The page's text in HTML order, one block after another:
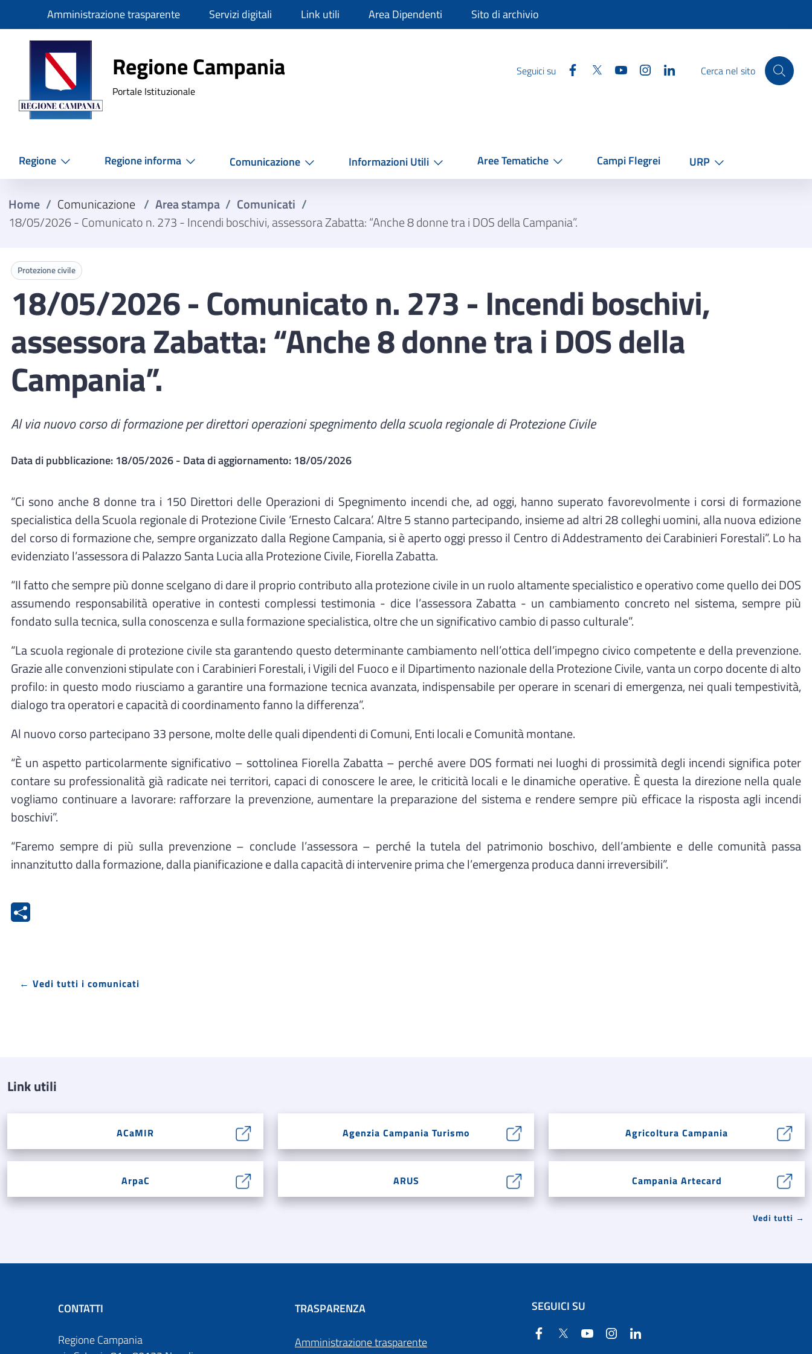
SlimAmministrazione trasparente Servizi digitali Link utili Area Dipendenti Sito di archivio
Regione Campania
Regione Campania
Portale Istituzionale
Seguici su Facebook
Twitter YouTube InstagramLinkedinCerca nel sito
Regione Regione informa Comunicazione Informazioni Utili Aree Tematiche Campi Flegrei URP
Home / Comunicazione / Area stampa / Comunicati /
18/05/2026 - Comunicato n. 273 - Incendi boschivi, assessora Zabatta: “Anche 8 donne tra i DOS della Campania”.
Protezione civile
18/05/2026 - Comunicato n. 273 - Incendi boschivi,
assessora Zabatta: “Anche 8 donne tra i DOS della
Campania”.
Al via nuovo corso di formazione per direttori operazioni spegnimento della scuola regionale di Protezione Civile
Data di pubblicazione:18/05/2026- Data di aggiornamento:18/05/2026
“Ci sono anche 8 donne tra i 150 Direttori delle Operazioni di Spegnimento incendi che, ad oggi, hanno superato favorevolmente i corsi di formazione
specialistica della Scuola regionale di Protezione Civile ‘Ernesto Calcara’. Altre 5 stanno partecipando, insieme ad altri 28 colleghi uomini, alla nuova edizione
del corso di formazione che, sempre organizzato dalla Regione Campania, si è aperto oggi presso il Centro di Addestramento dei Carabinieri Forestali”. Lo ha
evidenziato l’assessora di Palazzo Santa Lucia alla Protezione Civile, Fiorella Zabatta.
“Il fatto che sempre più donne scelgano di dare il proprio contributo alla protezione civile in un ruolo altamente specialistico e operativo come quello dei DOS
assumendo responsabilità operative in contesti complessi testimonia - dice l’assessora Zabatta - un cambiamento concreto nel sistema, sempre più
fondato sulla tecnica, sulla conoscenza e sulla formazione specialistica, oltre che un significativo cambio di passo culturale”.
“La scuola regionale di protezione civile sta garantendo questo determinante cambiamento nell’ottica dell’impegno civico competente e della prevenzione.
Grazie alle convenzioni stipulate con i Carabinieri Forestali, i Vigili del Fuoco e il Dipartimento nazionale della Protezione Civile, vanta un corpo docente di alto
profilo: in questo modo riusciamo a garantire una formazione tecnica avanzata, indispensabile per operare in scenari di emergenza, nei quali tempestività,
dialogo tra operatori e capacità di coordinamento fanno la differenza”.
Al nuovo corso partecipano 33 persone, molte delle quali dipendenti di Comuni, Enti locali e Comunità montane.
“È un aspetto particolarmente significativo – sottolinea Fiorella Zabatta – perché avere DOS formati nei luoghi di prossimità degli incendi significa poter
contare su professionalità già radicate nei territori, capaci di conoscere le aree, le criticità locali e le dinamiche operative. È questa la direzione nella quale
vogliamo continuare a lavorare: rafforzare la prevenzione, aumentare la preparazione del sistema e rendere sempre più efficace la risposta agli incendi
boschivi”.
“Faremo sempre di più sulla prevenzione – conclude l’assessora – perché la tutela del patrimonio boschivo, dell’ambiente e delle comunità passa
innanzitutto dalla formazione, dalla pianificazione e dalla capacità di intervenire prima che l’emergenza produca danni irreversibili”.
← Vedi tutti i comunicati
Link utili
ACaMIR Agenzia Campania Turismo Agricoltura Campania
ArpaC ARUS Campania Artecard
Vedi tutti →
CONTATTI
Regione Campania
TRASPARENZA
Amministrazione trasparente
SEGUICI SU
Facebook
Twitter YouTube Instagram